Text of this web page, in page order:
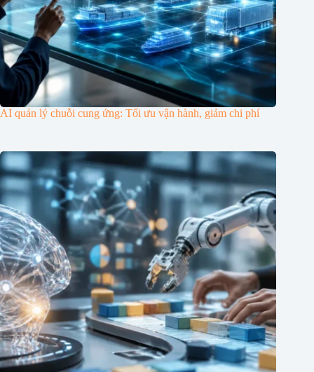
AI quản lý chuỗi cung ứng: Tối ưu vận hành, giảm chi phí